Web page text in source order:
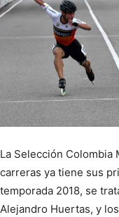
La Selección Colombia
carreras ya tiene sus
temporada 2018, se
Alejandro Huertas, y